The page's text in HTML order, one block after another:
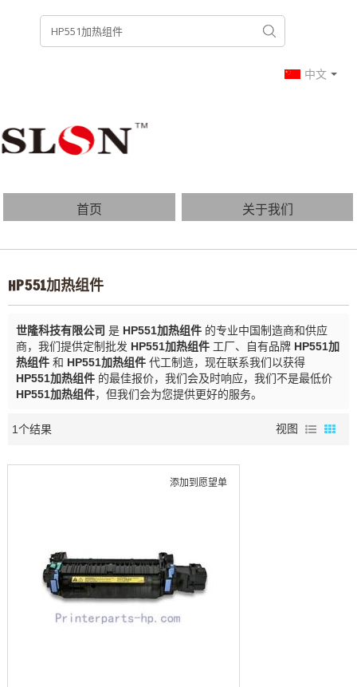
中文
首页 关于我们
产品列表 博客
常见问题
HP551加热组件
世隆科技有限公司 是 HP551加热组件 的专业中国制造商和供应
商，我们提供定制批发 HP551加热组件 工厂、自有品牌 HP551加
热组件 和 HP551加热组件 代工制造，现在联系我们以获得
HP551加热组件 的最佳报价，我们会及时响应，我们不是最低价
HP551加热组件，但我们会为您提供更好的服务。
1个结果 视图
添加到愿望单